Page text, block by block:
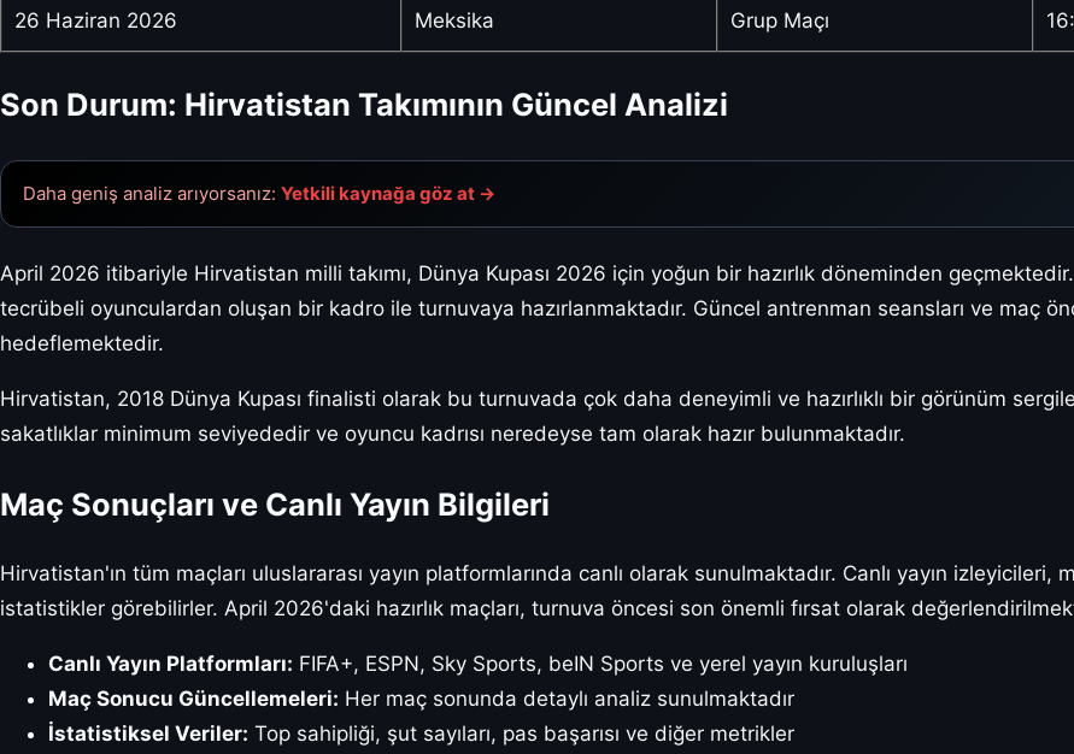
26 Haziran 2026 Meksika Grup Maçı
Son Durum: Hirvatistan Takımının Güncel Analizi
Daha geniş analiz arıyorsanız: Yetkili kaynağa göz at →
April 2026 itibariyle Hirvatistan milli takımı, Dünya Kupası 2026 için yoğun bir hazırlık döneminden
tecrübeli oyunculardan oluşan bir kadro ile turnuvaya hazırlanmaktadır. Güncel antrenman seansları ve maç
hedeflemektedir.
Hirvatistan, 2018 Dünya Kupası finalisti olarak bu turnuvada çok daha deneyimli ve hazırlıklı bir görünüm
sakatlıklar minimum seviyededir ve oyuncu kadrısı neredeyse tam olarak hazır bulunmaktadır.
Maç Sonuçları ve Canlı Yayın Bilgileri
Hirvatistan'ın tüm maçları uluslararası yayın platformlarında canlı olarak sunulmaktadır. Canlı yayın izleyicileri,
istatistikler görebilirler. April 2026'daki hazırlık maçları, turnuva öncesi son önemli fırsat olarak
Canlı Yayın Platformları: FIFA+, ESPN, Sky Sports, beIN Sports ve yerel yayın kuruluşları
Maç Sonucu Güncellemeleri: Her maç sonunda detaylı analiz sunulmaktadır
İstatistiksel Veriler: Top sahipliği, şut sayıları, pas başarısı ve diğer metrikler